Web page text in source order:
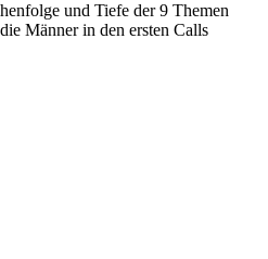
und Tiefe der 9 Themen
Männer in den ersten Calls